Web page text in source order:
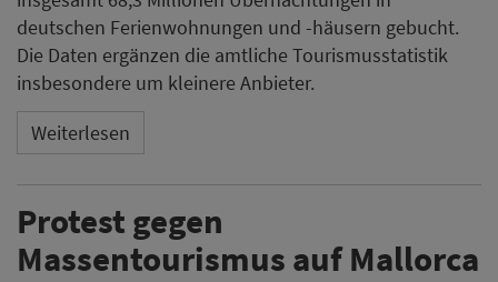
deutschen Ferienwohnungen und -häusern gebucht.
Die Daten ergänzen die amtliche Tourismusstatistik
insbesondere um kleinere Anbieter.
Weiterlesen
Protest gegen
Massentourismus auf Mallorca